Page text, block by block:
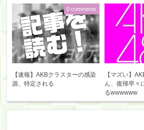
【速報】AKBクラスターの感染
源、特定される
0 comments
【マズい】
ん、復帰早々
るwwwwww